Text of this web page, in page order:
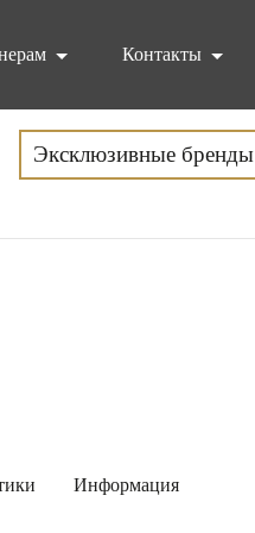
Контакты
Эксклюзивные бренды
Информация